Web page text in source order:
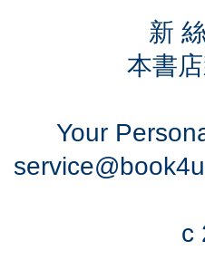
新
本書
Your
c